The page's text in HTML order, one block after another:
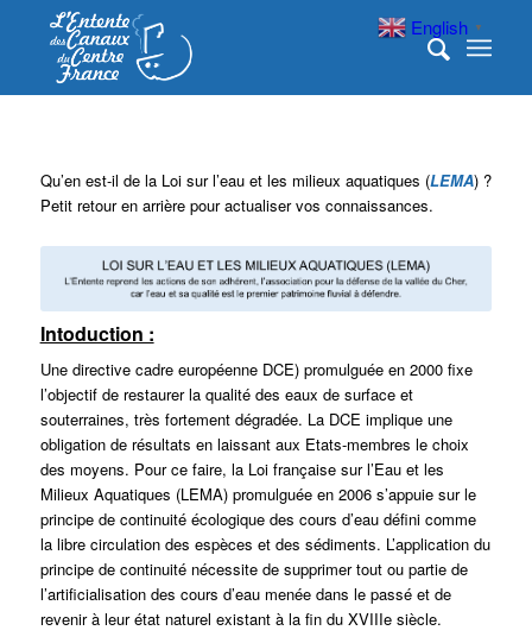
Qu’en est-il de la Loi sur l’eau et les milieux aquatiques (LEMA) ?
Petit retour en arrière pour actualiser vos connaissances.
Intoduction :
Une directive cadre européenne DCE) promulguée en 2000 fixe
l’objectif de restaurer la qualité des eaux de surface et
souterraines, très fortement dégradée. La DCE implique une
obligation de résultats en laissant aux Etats-membres le choix
des moyens. Pour ce faire, la Loi française sur l’Eau et les
Milieux Aquatiques (LEMA) promulguée en 2006 s’appuie sur le
principe de continuité écologique des cours d’eau défini comme
la libre circulation des espèces et des sédiments. L’application du
principe de continuité nécessite de supprimer tout ou partie de
l’artificialisation des cours d’eau menée dans le passé et de
revenir à leur état naturel existant à la fin du XVIIIe siècle.
English ▼